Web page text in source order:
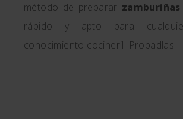
método de preparar
rápido y apto para
conocimiento cocineril. Probadlas.